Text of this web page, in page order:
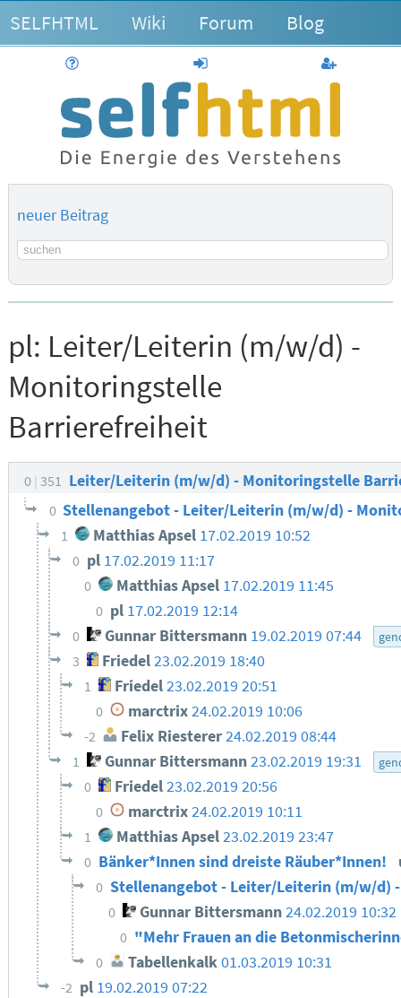
SELFHTML Wiki Forum Blog
anmelden
neuer Beitrag
Suchbegriff
pl: Leiter/Leiterin (m/w/d) -
Monitoringstelle
Barrierefreiheit
0 351 Leiter/Leiterin (m/w/d) - Monitoringstelle
0 Stellenangebot - Leiter/Leiterin (m/w/d) -
1 Matthias Apsel 17.02.2019 10:52
0 pl 17.02.2019 11:17
0 Matthias Apsel 17.02.2019 11:45
0 pl 17.02.2019 12:14
0 Gunnar Bittersmann 19.02.2019 07:44
3 Friedel23.02.2019 18:40
1 Friedel 23.02.2019 20:51
0 marctrix24.02.2019 10:06
-2 Felix Riesterer24.02.2019 08:44
1 Gunnar Bittersmann23.02.2019 19:31
0 Friedel 23.02.2019 20:56
0 marctrix24.02.2019 10:11
1 Matthias Apsel23.02.2019 23:47
0 Bänker*Innen sind dreiste Räuber*Innen!
0 Stellenangebot - Leiter/Leiterin (m/w/
0 Gunnar Bittersmann24.02.2019 10:32
0 "Mehr Frauen an die
0 Tabellenkalk01.03.2019 10:31
-2 pl 19.02.2019 07:22